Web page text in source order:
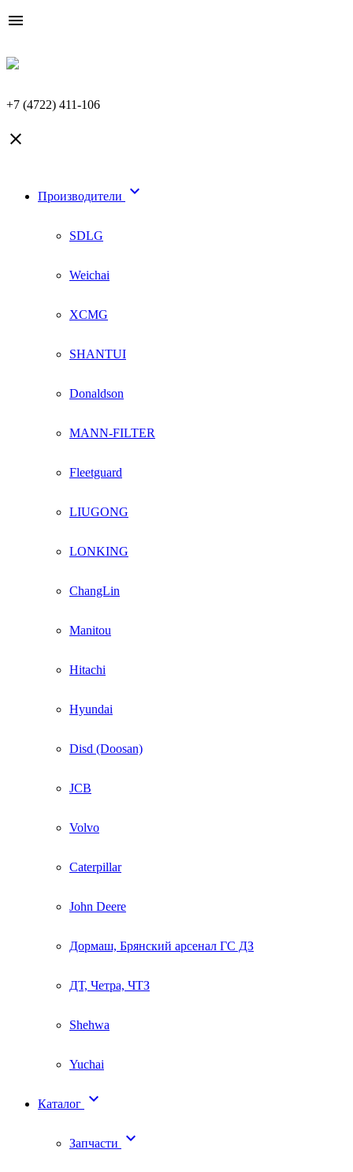

+7 (4722) 411-106

Производители 
SDLG
Weichai
XCMG
SHANTUI
Donaldson
MANN-FILTER
Fleetguard
LIUGONG
LONKING
ChangLin
Manitou
Hitachi
Hyundai
Disd (Doosan)
JCB
Volvo
Caterpillar
John Deere
Дормаш, Брянский арсенал ГС ДЗ
ДТ, Четра, ЧТЗ
Shehwa
Yuchai
Каталог 
Запчасти 